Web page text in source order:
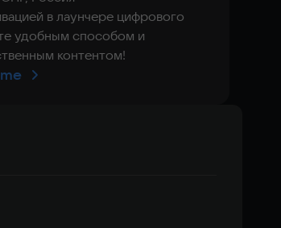
в лаунчере цифрового
удобным способом и
контентом!